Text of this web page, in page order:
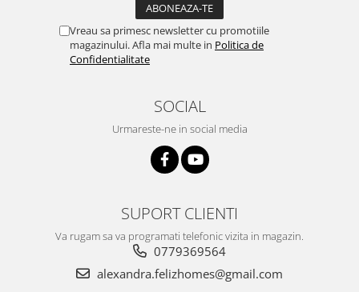
Vreau sa primesc newsletter cu promotiile
magazinului. Afla mai multe in Politica de
Confidentialitate
SOCIAL
Urmareste-ne in social media
SUPORT CLIENTI
Va rugam sa va programati telefonic vizita in magazin.
0779369564
alexandra.felizhomes@gmail.com